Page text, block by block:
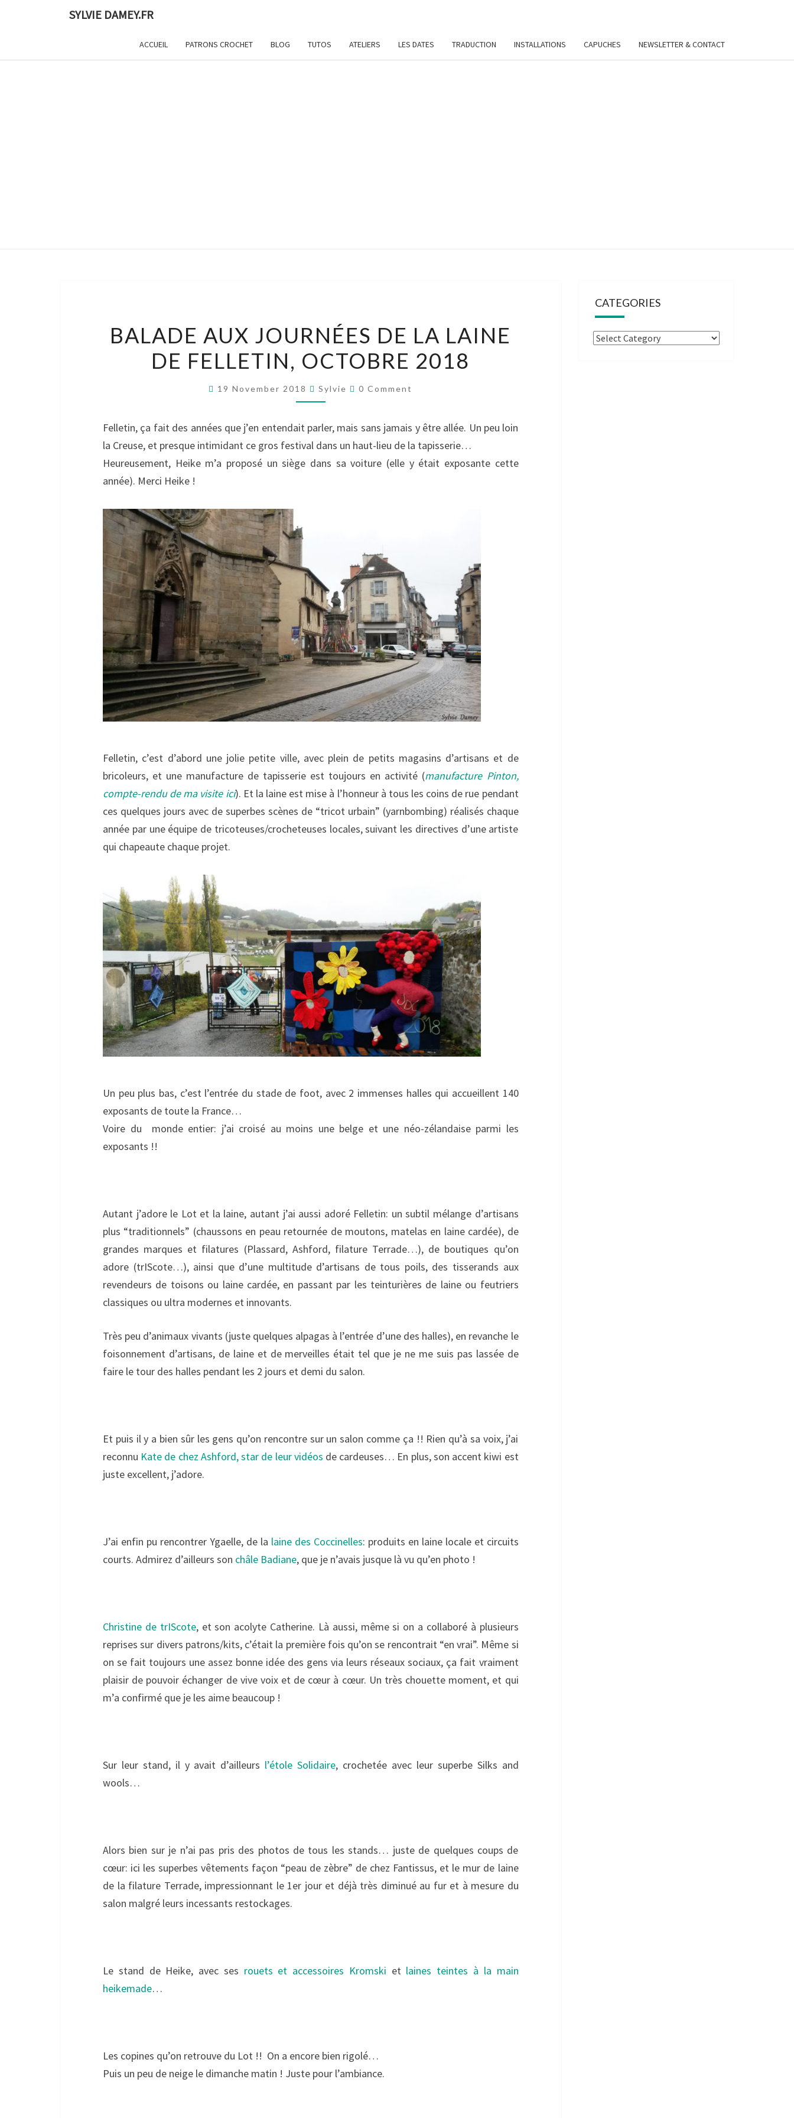
SYLVIE DAMEY.FR
ACCUEIL PATRONS CROCHET BLOG TUTOS ATELIERS LES DATES TRADUCTION INSTALLATIONS CAPUCHES NEWSLETTER & CONTACT
AUX
JOURNÉES
DE
LA
DE
FELLETIN,
OCTOBRE
BALADE AUX JOURNÉES DE LA LAINE
DE FELLETIN, OCTOBRE 2018
19 November 2018 Sylvie Comments
0 Comment
Felletin, ça fait des années que j’en entendait parler, mais sans jamais y être allée. Un peu loin
la Creuse, et presque intimidant ce gros festival dans un haut-lieu de la tapisserie…
Heureusement, Heike m’a proposé un siège dans sa voiture (elle y était exposante cette
année). Merci Heike !
Felletin, c’est d’abord une jolie petite ville, avec plein de petits magasins d’artisans et de
bricoleurs, et une manufacture de tapisserie est toujours en activité (manufacture Pinton,
compte-rendu de ma visite ici). Et la laine est mise à l’honneur à tous les coins de rue pendant
ces quelques jours avec de superbes scènes de “tricot urbain” (yarnbombing) réalisés chaque
année par une équipe de tricoteuses/crocheteuses locales, suivant les directives d’une artiste
qui chapeaute chaque projet.
Un peu plus bas, c’est l’entrée du stade de foot, avec 2 immenses halles qui accueillent 140
exposants de toute la France…
Voire du monde entier: j’ai croisé au moins une belge et une néo-zélandaise parmi les
exposants !!
Autant j’adore le Lot et la laine, autant j’ai aussi adoré Felletin: un subtil mélange d’artisans
plus “traditionnels” (chaussons en peau retournée de moutons, matelas en laine cardée), de
grandes marques et filatures (Plassard, Ashford, filature Terrade…), de boutiques qu’on
adore (trIScote…), ainsi que d’une multitude d’artisans de tous poils, des tisserands aux
revendeurs de toisons ou laine cardée, en passant par les teinturières de laine ou feutriers
classiques ou ultra modernes et innovants.
Très peu d’animaux vivants (juste quelques alpagas à l’entrée d’une des halles), en revanche le
foisonnement d’artisans, de laine et de merveilles était tel que je ne me suis pas lassée de
faire le tour des halles pendant les 2 jours et demi du salon.
Et puis il y a bien sûr les gens qu’on rencontre sur un salon comme ça !! Rien qu’à sa voix, j’ai
reconnu Kate de chez Ashford, star de leur vidéos de cardeuses… En plus, son accent kiwi est
juste excellent, j’adore.
J’ai enfin pu rencontrer Ygaelle, de la laine des Coccinelles: produits en laine locale et circuits
courts. Admirez d’ailleurs son châle Badiane, que je n’avais jusque là vu qu’en photo !
Christine de trIScote, et son acolyte Catherine. Là aussi, même si on a collaboré à plusieurs
reprises sur divers patrons/kits, c’était la première fois qu’on se rencontrait “en vrai”. Même si
on se fait toujours une assez bonne idée des gens via leurs réseaux sociaux, ça fait vraiment
plaisir de pouvoir échanger de vive voix et de cœur à cœur. Un très chouette moment, et qui
m’a confirmé que je les aime beaucoup !
Sur leur stand, il y avait d’ailleurs l’étole Solidaire, crochetée avec leur superbe Silks and
wools…
Alors bien sur je n’ai pas pris des photos de tous les stands… juste de quelques coups de
cœur: ici les superbes vêtements façon “peau de zèbre” de chez Fantissus, et le mur de laine
de la filature Terrade, impressionnant le 1er jour et déjà très diminué au fur et à mesure du
salon malgré leurs incessants restockages.
Le stand de Heike, avec ses rouets et accessoires Kromski et laines teintes à la main
heikemade…
Les copines qu’on retrouve du Lot !! On a encore bien rigolé…
Puis un peu de neige le dimanche matin ! Juste pour l’ambiance.
CATEGORIES
Categories